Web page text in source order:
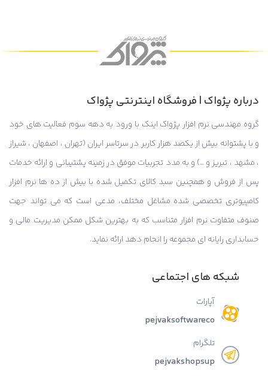
درباره پژواک | فروشگاه اینترنتی پژواک
گروه مهندسی نرم افزار پژواک اینک با ورود به دهه سوم فعالیت های خود
و با پشتوانه بیش از یکصد هزار کاربر در سرتاسر ایران (تهران ، اصفهان ، شیراز
، مشهد ، تبریز و …) و به مدد تجربیات موفق در زمینه پشتیبانی و ارائه خدمات
پس از فروش و همچنین سبد کالای تکمیل شده با بیش از ده ها نرم افزار
کامپیوتری تخصصی شده مشاغل مختلف، مدعی است که می تواند جهت
صنوف متفاوت نرم افزار متناسب که به بهترین شکل ممکن مدیریت مالی و
حسابداری رایانه ای مجموعه را انجام دهد ارائه نماید.
شبکه های اجتماعی
آپارات
pejvaksoftwareco
تلگرام
pejvakshopsup